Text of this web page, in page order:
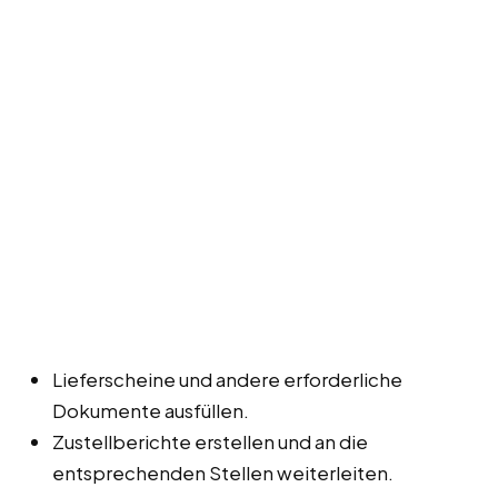
Lieferscheine und andere erforderliche
Dokumente ausfüllen.
Zustellberichte erstellen und an die
entsprechenden Stellen weiterleiten.